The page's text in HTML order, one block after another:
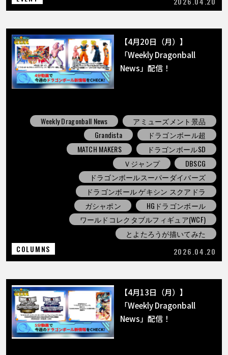
【4月20日（月）】
「Weekly Dragonball
News」配信！
Weekly Dragonball News
アミューズメント景品
Grandista
ドラゴンボール超
MATCH MAKERS
ドラゴンボールSD
Ｖジャンプ
DBSCG
ドラゴンボールスーパーダイバーズ
ドラゴンボール ゲキシン スクアドラ
ガシャポン
HGドラゴンボール
ワールドコレクタブルフィギュア(WCF)
とよたろうが描いてみた
COLUMNS
2026.04.20
【4月13日（月）】
「Weekly Dragonball
News」配信！